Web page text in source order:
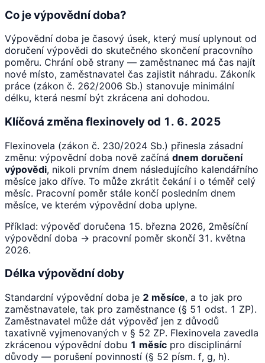
Co je výpovědní doba?
Výpovědní doba je časový úsek, který musí uplynout od
doručení výpovědi do skutečného skončení pracovního
poměru. Chrání obě strany — zaměstnanec má čas najít
nové místo, zaměstnavatel čas zajistit náhradu. Zákoník
práce (zákon č. 262/2006 Sb.) stanovuje minimální
délku, která nesmí být zkrácena ani dohodou.
Klíčová změna flexinovely od 1. 6. 2025
Flexinovela (zákon č. 230/2024 Sb.) přinesla zásadní
změnu: výpovědní doba nově začíná dnem doručení
výpovědi, nikoli prvním dnem následujícího kalendářního
měsíce jako dříve. To může zkrátit čekání i o téměř celý
měsíc. Pracovní poměr stále končí posledním dnem
měsíce, ve kterém výpovědní doba uplyne.
Příklad: výpověď doručena 15. března 2026, 2měsíční
výpovědní doba → pracovní poměr skončí 31. května
2026.
Délka výpovědní doby
Standardní výpovědní doba je 2 měsíce, a to jak pro
zaměstnavatele, tak pro zaměstnance (§ 51 odst. 1 ZP).
Zaměstnavatel může dát výpověď jen z důvodů
taxativně vyjmenovaných v § 52 ZP. Flexinovela zavedla
zkrácenou výpovědní dobu 1 měsíc pro disciplinární
důvody — porušení povinností (§ 52 písm. f, g, h).